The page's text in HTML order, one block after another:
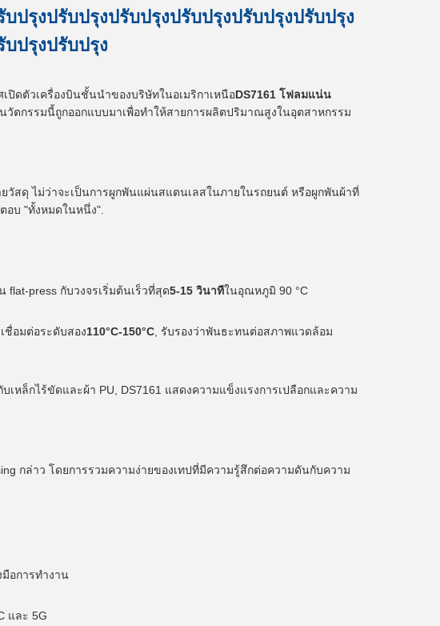
ปรุงปรับปรุงปรับปรุงปรับปรุงปรับปรุงปรับปรุง
ปรุงปรับปรุง
ปิดตัวเครื่องบินชั้นนําของบริษัทในอเมริกาเหนือDS7161 โฟลมแน่น
ตกรรมนี้ถูกออกแบบมาเพื่อทําให้สายการผลิตปริมาณสูงในอุตสาหกรรม
วัสดุ ไม่ว่าจะเป็นการผูกพันแผ่นสแตนเลสในภายในรถยนต์ หรือผูกพันผ้าที่
อบ "ทั้งหมดในหนึ่ง".
press กับวงจรเริ่มต้นเร็วที่สุด5-15 วินาทีในอุณหภูมิ 90 °C
ชื่อมต่อระดับสอง110°C-150°C , รับรองว่าพันธะทนต่อสภาพแวดล้อม
เหล็กไร้ขัดและผ้า PU, DS7161 แสดงความแข็งแรงการเปลือกและความ
กล่าว โดยการรวมความง่ายของเทปที่มีความรู้สึกต่อความดันกับความ
อการทํางาน
และ 5G